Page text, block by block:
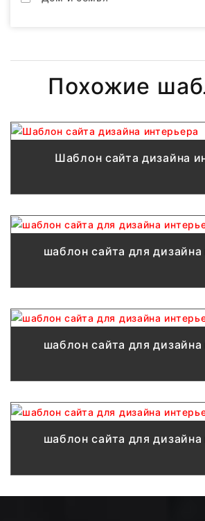
Похожие
Шаблон сайта дизайна
шаблон сайта для дизайна
шаблон сайта для дизайна
шаблон сайта для дизайна